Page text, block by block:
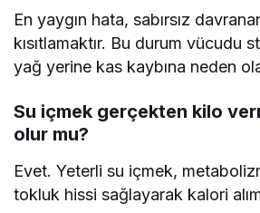
En yaygın hata, sabırsız
kısıtlamaktır. Bu durum vücudu
yağ yerine kas kaybına neden
Su içmek gerçekten kilo
olur mu?
Evet. Yeterli su içmek,
tokluk hissi sağlayarak kalori